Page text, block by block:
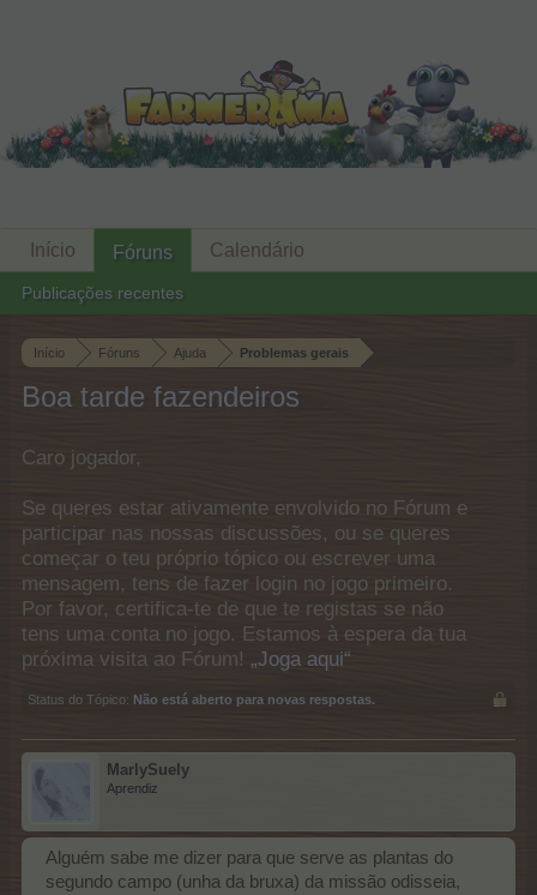
Início Fóruns Ajuda Problemas gerais
Boa tarde fazendeiros
Caro jogador,
Se queres estar ativamente envolvido no Fórum e
participar nas nossas discussões, ou se queres
começar o teu próprio tópico ou escrever uma
mensagem, tens de fazer login no jogo primeiro.
Por favor, certifica-te de que te registas se não
tens uma conta no jogo. Estamos à espera da tua
próxima visita ao Fórum! „Joga aqui“
Status do Tópico: Não está aberto para novas respostas.
MarlySuely
Aprendiz
Alguém sabe me dizer para que serve as plantas do
segundo campo (unha da bruxa) da missão odisseia,
Início Fóruns
Publicações recentes
Calendário